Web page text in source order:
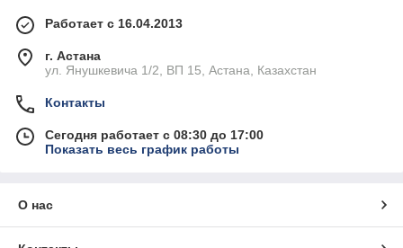
Работает с 16.04.2013
г. Астана
ул. Янушкевича 1/2, ВП 15, Астана, Казахстан
Контакты
Сегодня работает с 08:30 до 17:00
Показать весь график работы
О нас